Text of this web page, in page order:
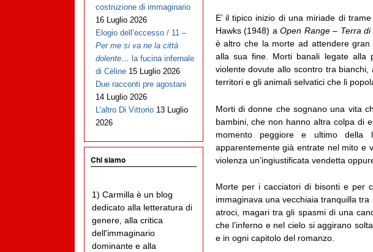
E’ il tipico inizio di una miriade di
Hawks (1948) aOpen Range – Terra di
è altro che la morte ad attendere
alla sua fine. Morti banali legate alla
violente dovute allo scontro tra
territori e gli animali selvatici che li
Morti di donne che sognano una vita
bambini, che non hanno altra colpa di
momento peggiore e ultimo della
apparentemente già entrate nel mito e
violenza un’ingiustificata vendetta
Morte per i cacciatori di bisonti e per
immaginava una vecchiaia tranquilla
atroci, magari tra gli spasmi di una
che l’inferno e nel cielo si aggirano
e in ogni capitolo del romanzo.
costruzione di immaginario
16 Luglio 2026
Elogio dell’eccesso / 11 –
Per me si va ne la città
dolente… la fucina infernale
di Cèline 15 Luglio 2026
Due racconti pre agostani
14 Luglio 2026
L’altro Di Vittorio 13 Luglio
2026
Chi siamo
1) Carmilla è un blog
dedicato alla letteratura di
genere, alla critica
dell'immaginario
dominante e alla